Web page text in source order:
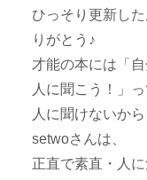
ひっそり更新し
りがとう♪
才能の本には「
人に聞こう！」
人に聞けないか
setwoさんは、
正直で素直・人